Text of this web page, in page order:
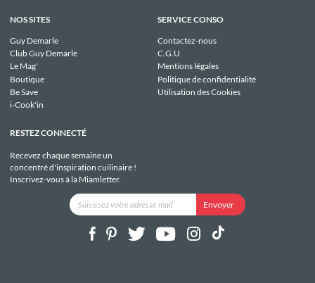
NOS SITES
Guy Demarle
Club Guy Demarle
Le Mag'
Boutique
Be Save
i-Cook'in
SERVICE CONSO
Contactez-nous
C.G.U
Mentions légales
Politique de confidentialité
Utilisation des Cookies
RESTEZ CONNECTÉ
Recevez chaque semaine un
concentré d'inspiration cuilinaire !
Inscrivez-vous à la Miamletter.